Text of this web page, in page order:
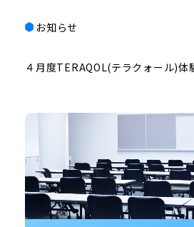
お知らせ
４月度TERAQOL(テラクォール)体